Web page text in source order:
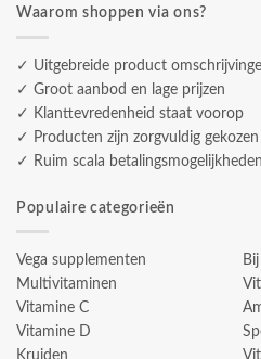
Waarom shoppen via ons?
✓ Uitgebreide product
✓ Groot aanbod en lage prijzen
✓ Klanttevredenheid staat voorop
✓ Producten zijn zorgvuldig gekozen
✓ Ruim scala betalingsmogelijkheden
Populaire categorieën
Vega supplementen
Multivitaminen
Vitamine C
Vitamine D
Kruiden